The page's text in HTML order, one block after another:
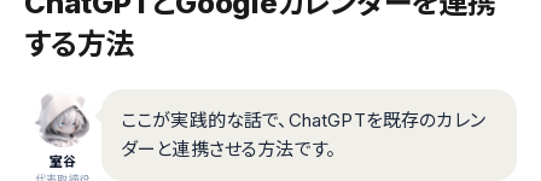
する方法
室谷
ここが実践的な話で、ChatGPTを既存のカレン
ダーと連携させる方法です。